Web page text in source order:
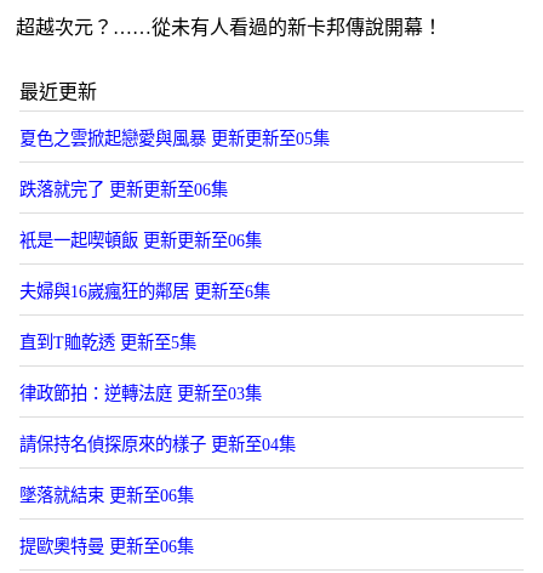
超越次元？……從未有人看過的新卡邦傳說開幕！
最近更新
夏色之雲掀起戀愛與風暴 更新更新至05集
跌落就完了 更新更新至06集
衹是一起喫頓飯 更新更新至06集
夫婦與16嵗瘋狂的鄰居 更新至6集
直到T賉乾透 更新至5集
律政節拍：逆轉法庭 更新至03集
請保持名偵探原來的樣子 更新至04集
墜落就結束 更新至06集
提歐奧特曼 更新至06集